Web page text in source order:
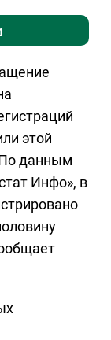
этой
данным
Инфо», в